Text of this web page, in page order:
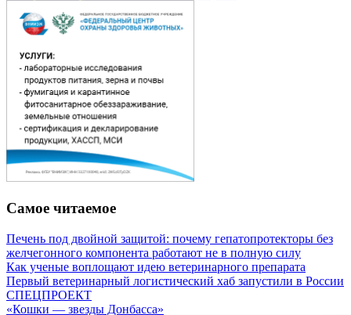
Самое читаемое
Печень под двойной защитой: почему гепатопротекторы без
желчегонного компонента работают не в полную силу
Как ученые воплощают идею ветеринарного препарата
Первый ветеринарный логистический хаб запустили в России
СПЕЦПРОЕКТ
«Кошки — звезды Донбасса»